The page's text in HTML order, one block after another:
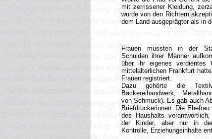
mit zerrissener Kleidung,
wurde von den Richtern
dem Land ausgeprägter als in
Frauen mussten in der
Schulden ihrer Männer
über ihr eigenes verdientes
mittelalterlichen Frankfurt
Frauen registriert.
Dazu gehörte die
Bäckereihandwerk,
von Schmuck). Es gab auch
Briefdruckerinnen. Die
des Haushalts
der Kinder, aber nur in
Kontrolle, Erziehungsinhalte